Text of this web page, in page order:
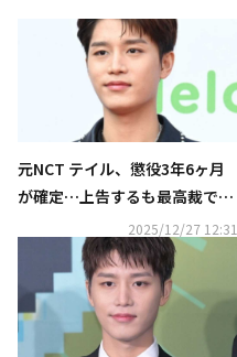
元NCT テイル、懲役3年6ヶ月
が確定…上告するも最高裁で実
2025/12/27 12:31